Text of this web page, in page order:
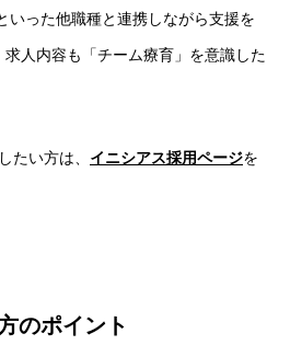
いった他職種と連携しながら支援を
人内容も「チーム療育」を意識した
たい方は、 イニシアス採用ページを
のポイント